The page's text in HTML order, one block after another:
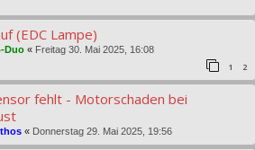
(EDC Lampe)
Duo « Freitag 30. Mai 2025, 16:08
1 2
fehlt - Motorschaden bei
« Donnerstag 29. Mai 2025, 19:56